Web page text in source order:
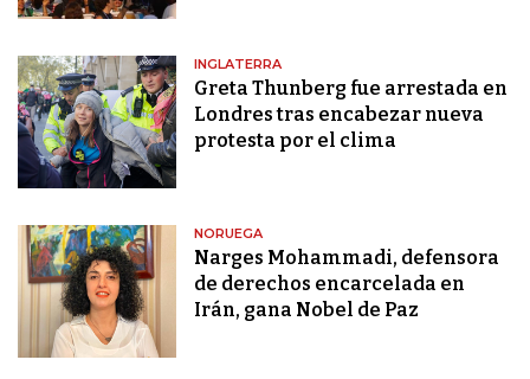
INGLATERRA
Greta Thunberg fue arrestada en
Londres tras encabezar nueva
protesta por el clima
NORUEGA
Narges Mohammadi, defensora
de derechos encarcelada en
Irán, gana Nobel de Paz